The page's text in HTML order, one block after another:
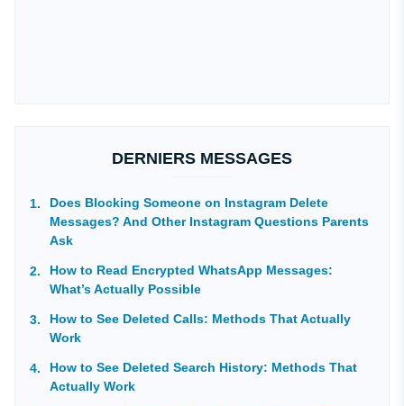
DERNIERS MESSAGES
Does Blocking Someone on Instagram Delete
Messages? And Other Instagram Questions Parents
Ask
How to Read Encrypted WhatsApp Messages:
What’s Actually Possible
How to See Deleted Calls: Methods That Actually
Work
How to See Deleted Search History: Methods That
Actually Work